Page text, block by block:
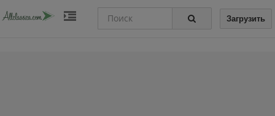
Загрузить